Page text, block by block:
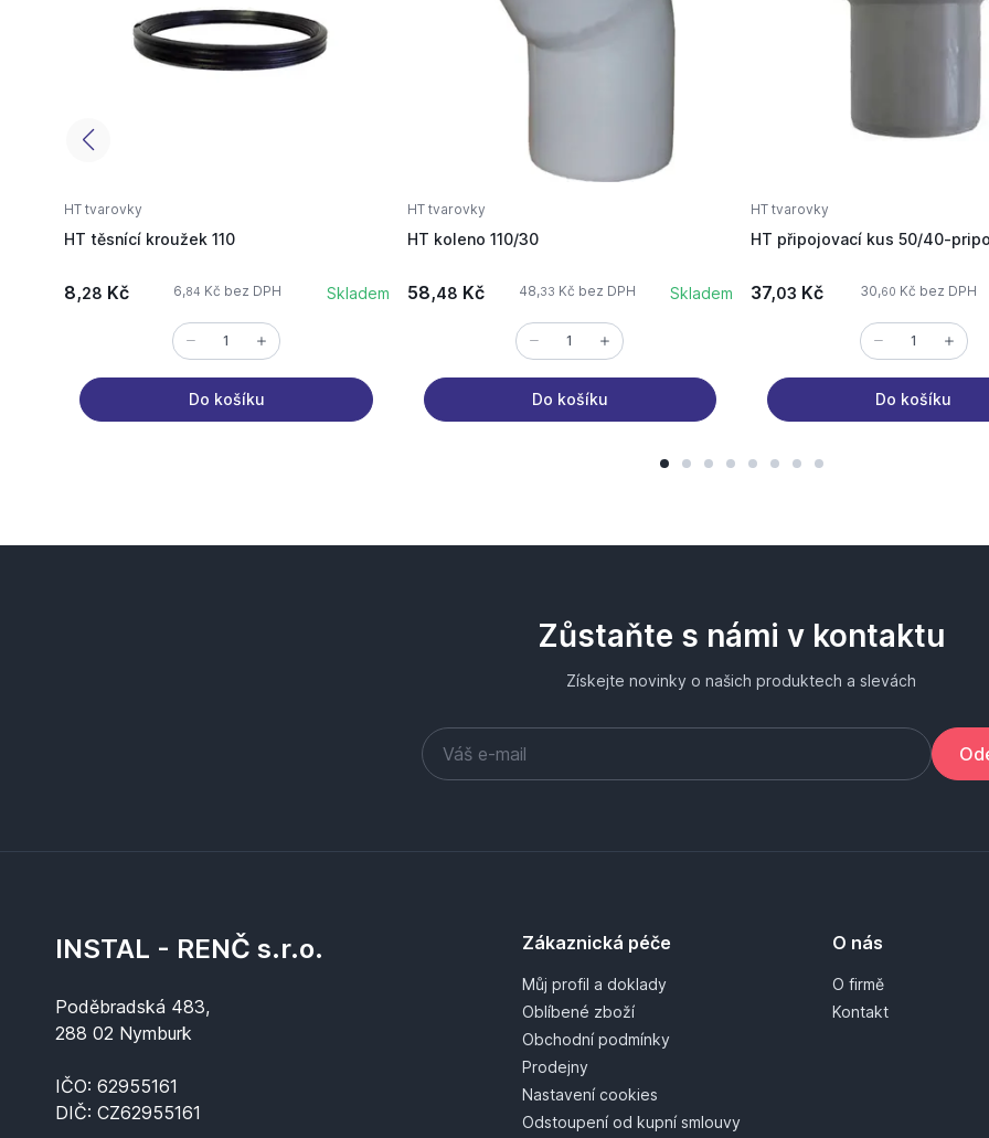
HT tvarovky
HT těsnící kroužek 110
8,28 Kč 6,84 Kč bez DPH Skladem
Do košíku
HT tvarovky
HT koleno 110/30
58,48 Kč 48,33 Kč bez DPH Skladem
Do košíku
HT tvarovky
HT připojovací kus 50/40-
37,03 Kč 30,60 Kč bez DPH
Do košíku
Zůstaňte s námi v kontaktu
Získejte novinky o našich produktech a slevách
INSTAL - RENČ s.r.o.
Poděbradská 483,
288 02 Nymburk
IČO: 62955161
DIČ: CZ62955161
Zákaznická péče
Můj profil a doklady
Oblíbené zboží
Obchodní podmínky
Prodejny
Nastavení cookies
Odstoupení od kupní smlouvy
O nás
O firmě
Kontakt